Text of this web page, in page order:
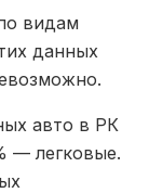
видам
данных
авто в РК
— легковые.